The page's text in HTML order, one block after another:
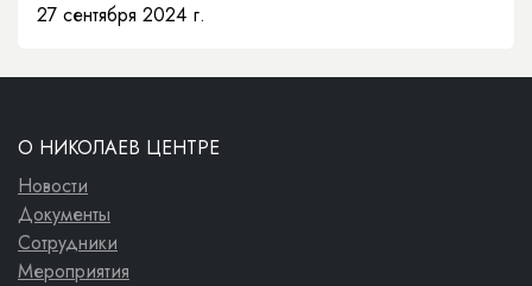
27 сентября 2024 г.
О НИКОЛАЕВ ЦЕНТРЕ
Новости
Документы
Сотрудники
Мероприятия